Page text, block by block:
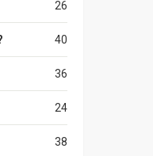
26
40
36
24
38